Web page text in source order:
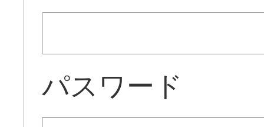
パスワード